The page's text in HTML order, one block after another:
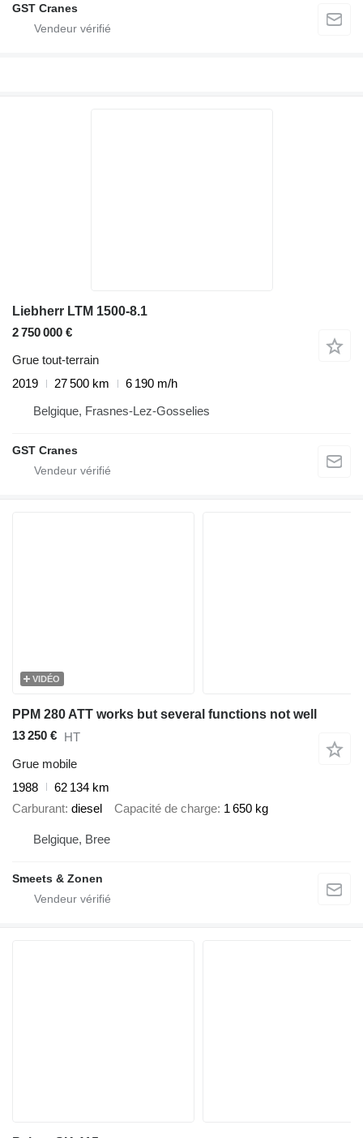
GST Cranes
Liebherr LTM 1500-8.1
2 750 000 €
Grue tout-terrain
2019
27 500 km
6 190 m/h
Belgique, Frasnes-Lez-Gosselies
GST Cranes
VIDÉO
PPM 280 ATT works but several functions not well
13 250 € HT
Grue mobile
1988
62 134 km
Carburant diesel Capacité de charge 1 650 kg
Belgique, Bree
Smeets & Zonen